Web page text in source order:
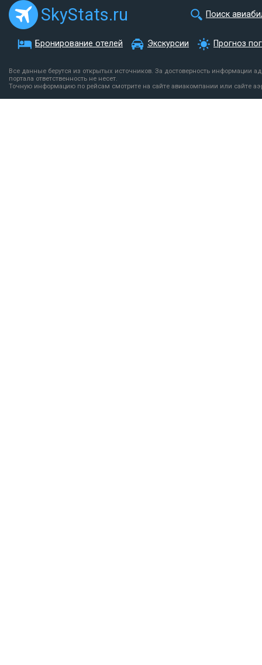
SkyStats.ru Поиск
Бронирование отелей Экскурсии Прогноз
Все данные берутся из открытых источников. За достоверность информации
портала ответственность не несет.
Точную информацию по рейсам смотрите на сайте авиакомпании или сайте